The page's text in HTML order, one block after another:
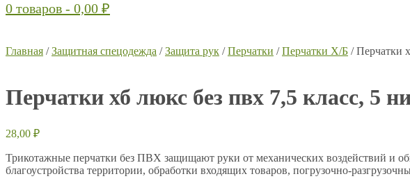
0 товаров - 0,00 ₽
Главная /Защитная спецодежда /Защита рук /Перчатки /Перчатки Х/Б / Перчатки
Перчатки хб люкс без пвх 7,5 класс, 5
28,00 ₽
Трикотажные перчатки без ПВХ защищают руки от механических воздействий и
благоустройства территории, обработки входящих товаров, погрузочно-